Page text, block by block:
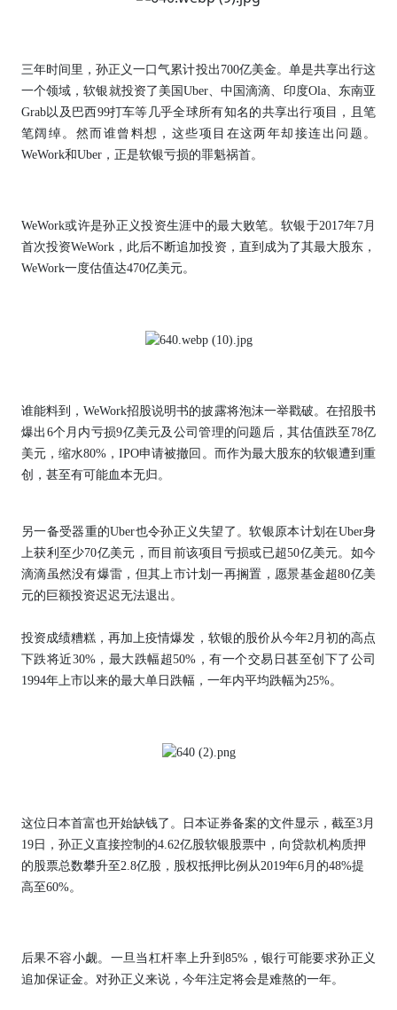
三年时间里，孙正义一口气累计投出700亿美金。单是共享出行这
一个领域，软银就投资了美国Uber、中国滴滴、印度Ola、东南亚
Grab以及巴西99打车等几乎全球所有知名的共享出行项目，且笔
笔阔绰。然而谁曾料想，这些项目在这两年却接连出问题。
WeWork和Uber，正是软银亏损的罪魁祸首。
WeWork或许是孙正义投资生涯中的最大败笔。软银于2017年7月
首次投资WeWork，此后不断追加投资，直到成为了其最大股东，
WeWork一度估值达470亿美元。
谁能料到，WeWork招股说明书的披露将泡沫一举戳破。在招股书
爆出6个月内亏损9亿美元及公司管理的问题后，其估值跌至78亿
美元，缩水80%，IPO申请被撤回。而作为最大股东的软银遭到重
创，甚至有可能血本无归。
另一备受器重的Uber也令孙正义失望了。软银原本计划在Uber身
上获利至少70亿美元，而目前该项目亏损或已超50亿美元。如今
滴滴虽然没有爆雷，但其上市计划一再搁置，愿景基金超80亿美
元的巨额投资迟迟无法退出。
投资成绩糟糕，再加上疫情爆发，软银的股价从今年2月初的高点
下跌将近30%，最大跌幅超50%，有一个交易日甚至创下了公司
1994年上市以来的最大单日跌幅，一年内平均跌幅为25%。
这位日本首富也开始缺钱了。日本证券备案的文件显示，截至3月
19日，孙正义直接控制的4.62亿股软银股票中，向贷款机构质押
的股票总数攀升至2.8亿股，股权抵押比例从2019年6月的48%提
高至60%。
后果不容小觑。一旦当杠杆率上升到85%，银行可能要求孙正义
追加保证金。对孙正义来说，今年注定将会是难熬的一年。